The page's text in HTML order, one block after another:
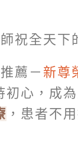
祝全天下
薦－ 新尊
初心，成
，患者不